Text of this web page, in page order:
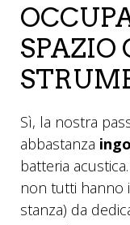
SPAZIO
Sì, la nostra
abbastanza
batteria
non tutti hanno
stanza) da